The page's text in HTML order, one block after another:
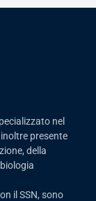
nel
presente
della
il SSN, sono